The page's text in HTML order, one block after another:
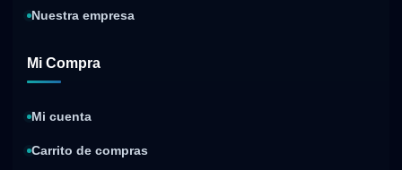
Nuestra empresa
Mi Compra
Mi cuenta
Carrito de compras